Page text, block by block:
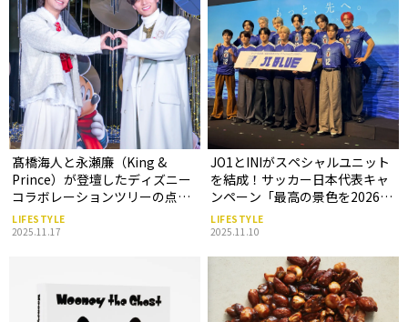
髙橋海人と永瀬廉（King &
Prince）が登壇したディズニー
コラボレーションツリーの点灯
式の模様をレポート！
LIFESTYLE
2025.11.17
JO1とINIがスペシャルユニット
を結成！サッカー日本代表キャ
ンペーン「最高の景色を2026」
のオフシャルアンバサダーに就
任
LIFESTYLE
2025.11.10